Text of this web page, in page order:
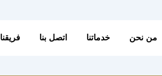
من نحن خدماتنا اتصل بنا فريقنا